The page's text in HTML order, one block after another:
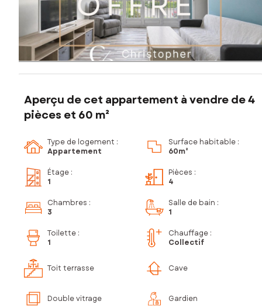
Aperçu de cet appartement à vendre de 4
pièces et 60 m²
Type de logement :
Appartement
Surface habitable :
60m²
Étage :
1
Pièces :
4
Chambres :
3
Salle de bain :
1
Toilette :
1
Chauffage :
Collectif
Toit terrasse Cave
Double vitrage Gardien